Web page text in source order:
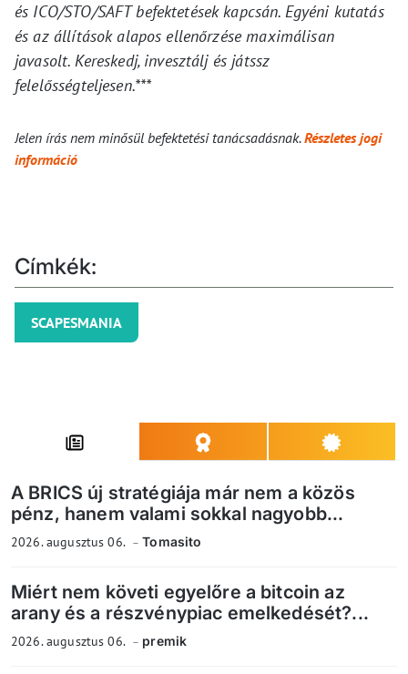
és ICO/STO/SAFT befektetések kapcsán. Egyéni kutatás
és az állítások alapos ellenőrzése maximálisan
javasolt. Kereskedj, invesztálj és játssz
felelősségteljesen.***
Jelen írás nem minősül befektetési tanácsadásnak.Részletes jogi
információ
Címkék:
SCAPESMANIA
A BRICS új stratégiája már nem a közös
pénz, hanem valami sokkal nagyobb...
2026. augusztus 06. Tomasito
Miért nem követi egyelőre a bitcoin az
arany és a részvénypiac emelkedését?...
2026. augusztus 06. premik